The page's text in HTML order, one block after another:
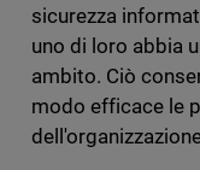
sicurezza
uno di loro abbia
ambito. Ciò
modo efficace le